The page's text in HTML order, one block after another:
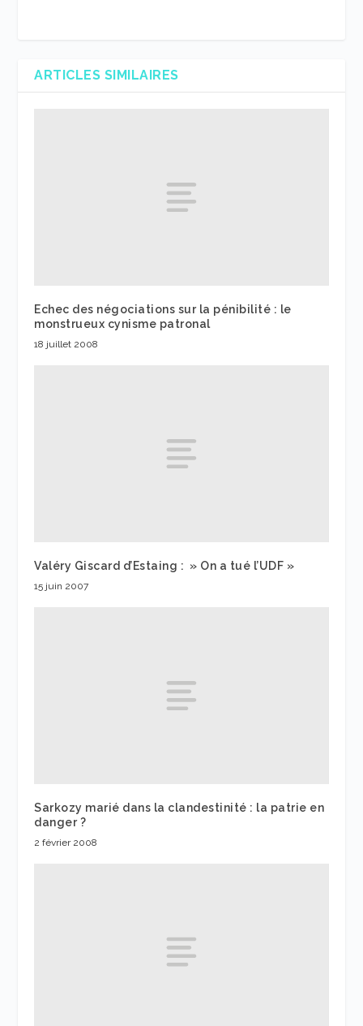
ARTICLES SIMILAIRES
Echec des négociations sur la pénibilité : le
monstrueux cynisme patronal
18 juillet 2008
Valéry Giscard d’Estaing : » On a tué l’UDF »
15 juin 2007
Sarkozy marié dans la clandestinité : la patrie en
danger ?
2 février 2008